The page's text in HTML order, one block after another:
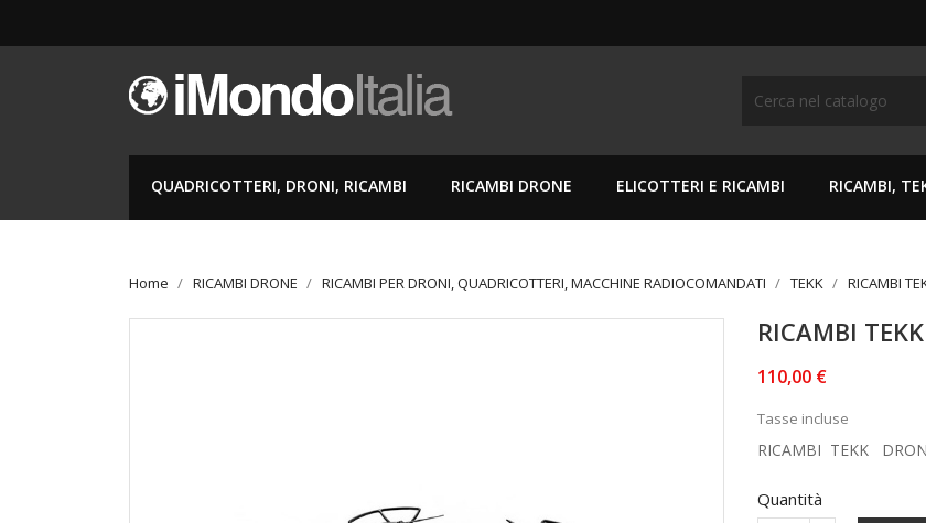
QUADRICOTTERI, DRONI, RICAMBI RICAMBI DRONE ELICOTTERI E RICAMBI RICAMBI,
Home RICAMBI DRONE RICAMBI PER DRONI, QUADRICOTTERI, MACCHINE RADIOCOMANDATI TEKK RICAMBI
RICAMBI
110,00 €
Tasse incluse
RICAMBI TEKK
Quantità